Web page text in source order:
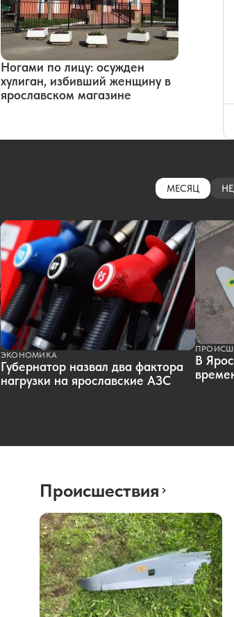
Ногами по лицу: осужден
хулиган, избивший женщину в
ярославском магазине
МЕСЯЦ
ЭКОНОМИКА
Губернатор назвал два фактора
нагрузки на ярославские АЗС
В
Происшествия